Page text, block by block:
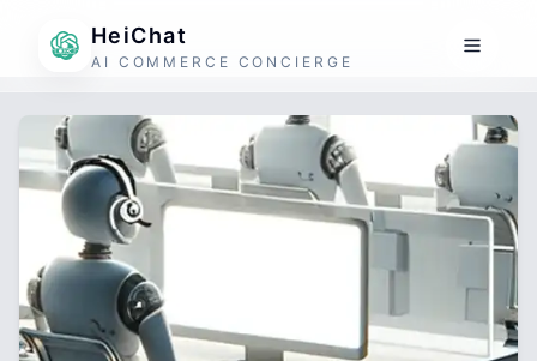
HeiChat
AI COMMERCE CONCIERGE